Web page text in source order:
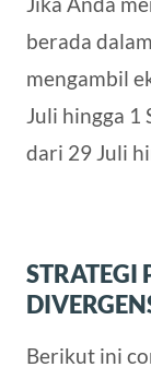
berada
mengambil
Juli hingga 1
dari 29 Juli
STRATEGI
Berikut ini